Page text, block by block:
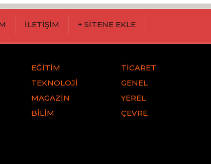
İLETİŞİM + SİTENE EKLE
EĞİTİM
TEKNOLOJİ
MAGAZİN
BİLİM
TİCARET
GENEL
YEREL
ÇEVRE